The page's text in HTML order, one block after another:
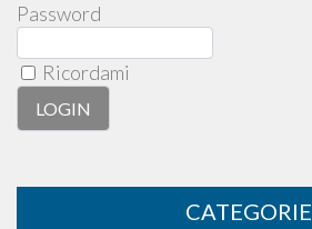
Password
Ricordami
CATEGORIE